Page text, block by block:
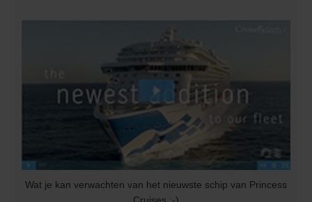
Wat je kan verwachten van het nieuwste schip van Princess